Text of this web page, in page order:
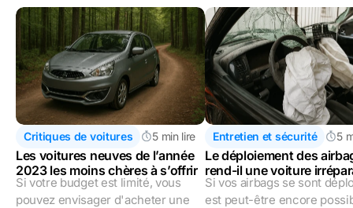
Critiques de voitures 5 min lire
Les voitures neuves de l’année
2023 les moins chères à s’offrir
Si votre budget est limité, vous
pouvez envisager d'acheter une
Entretien et sécurité 5
Le déploiement des
rend-il une voiture
ou peut-elle être réparée
Si vos airbags se sont
est peut-être encore